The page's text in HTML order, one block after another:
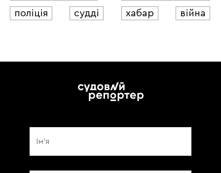
поліція
судді хабар війна